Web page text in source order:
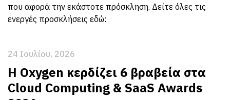
που αφορά την εκάστοτε πρόσκληση. Δείτε όλες τις
ενεργές προσκλήσεις εδώ:
24 Ιουλίου, 2026
Η Oxygen κερδίζει 6 βραβεία στα
Cloud Computing & SaaS Awards